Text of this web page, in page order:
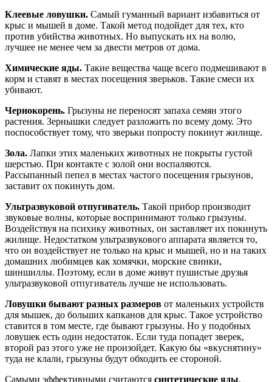
Клеевые ловушки. Самый гуманный вариант избавиться от
крыс и мышей в доме. Такой метод подойдет для тех, кто
против убийства животных. Но выпускать их на волю,
лучшее не менее чем за двести метров от дома.
Химические яды. Такие вещества чаще всего подмешивают в
корм и ставят в местах посещения зверьков. Такие смеси их
убивают.
Чернокорень. Грызуны не переносят запаха семян этого
растения. Зернышки следует разложить по всему дому. Это
поспособствует тому, что зверьки попросту покинут жилище.
Зола. Лапки этих маленьких животных не покрыты густой
шерстью. При контакте с золой они воспаляются.
Рассыпанный пепел в местах частого посещения грызунов,
заставит ох покинуть дом.
Ультразвуковой отпугиватель. Такой прибор производит
звуковые волны, которые воспринимают только грызуны.
Воздействуя на психику животных, он заставляет их покинуть
жилище. Недостатком ультразвукового аппарата является то,
что он воздействует не только на крыс и мышей, но и на таких
домашних любимцев как хомячки, морские свинки,
шиншиллы. Поэтому, если в доме живут пушистые друзья
ультразвуковой отпугиватель лучше не использовать.
Ловушки бывают разных размеров от маленьких устройств
для мышек, до больших капканов для крыс. Такое устройство
ставится в том месте, где бывают грызуны. Но у подобных
ловушек есть один недостаток. Если туда попадет зверек,
второй раз этого уже не произойдет. Какую бы «вкуснятину»
туда не клали, грызуны будут обходить ее стороной.
Самыми эффективными считаются синтетические яды.